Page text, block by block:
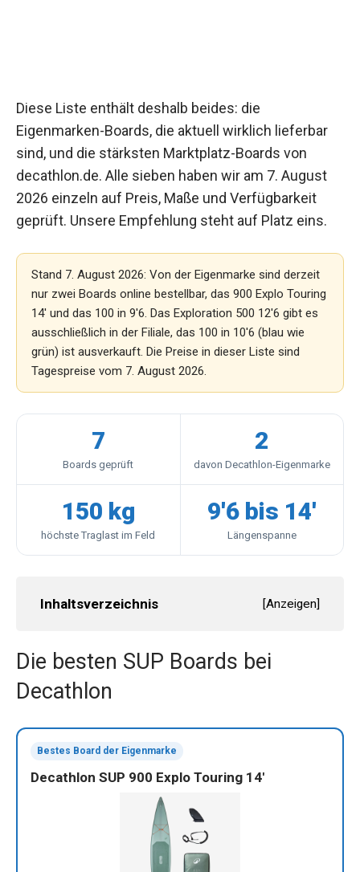
Diese Liste enthält deshalb beides: die
Eigenmarken-Boards, die aktuell wirklich lieferbar
sind, und die stärksten Marktplatz-Boards von
decathlon.de. Alle sieben haben wir am 7. August
2026 einzeln auf Preis, Maße und Verfügbarkeit
geprüft. Unsere Empfehlung steht auf Platz eins.
Stand 7. August 2026: Von der Eigenmarke sind derzeit
nur zwei Boards online bestellbar, das 900 Explo Touring
14' und das 100 in 9'6. Das Exploration 500 12'6 gibt es
ausschließlich in der Filiale, das 100 in 10'6 (blau wie
grün) ist ausverkauft. Die Preise in dieser Liste sind
Tagespreise vom 7. August 2026.
7
Boards geprüft
2
davon Decathlon-Eigenmarke
150 kg
höchste Traglast im Feld
9'6 bis 14'
Längenspanne
Inhaltsverzeichnis [Anzeigen]
Die besten SUP Boards bei
Decathlon
Bestes Board der Eigenmarke
Decathlon SUP 900 Explo Touring 14'